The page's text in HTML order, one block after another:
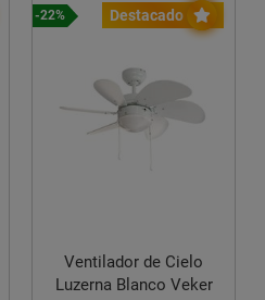
Destacado
-22%
Ventilador de Cielo
Luzerna Blanco Veker